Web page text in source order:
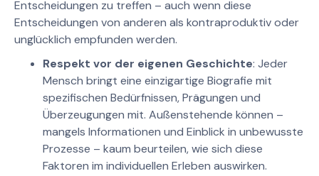
Entscheidungen zu treffen – auch wenn diese
Entscheidungen von anderen als kontraproduktiv oder
unglücklich empfunden werden.
Respekt vor der eigenen Geschichte: Jeder
Mensch bringt eine einzigartige Biografie mit
spezifischen Bedürfnissen, Prägungen und
Überzeugungen mit. Außenstehende können –
mangels Informationen und Einblick in unbewusste
Prozesse – kaum beurteilen, wie sich diese
Faktoren im individuellen Erleben auswirken.